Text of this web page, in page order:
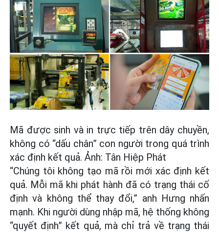
Mã được sinh và in trực tiếp trên dây chuyền,
không có “dấu chân” con người trong quá trình
xác định kết quả. Ảnh: Tân Hiệp Phát
“Chúng tôi không tạo mã rồi mới xác định kết
quả. Mỗi mã khi phát hành đã có trạng thái cố
định và không thể thay đổi,” anh Hưng nhấn
mạnh. Khi người dùng nhập mã, hệ thống không
“quyết định” kết quả, mà chỉ trả về trạng thái